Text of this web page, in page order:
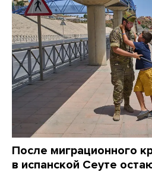
После миграционного
в испанской Сеуте